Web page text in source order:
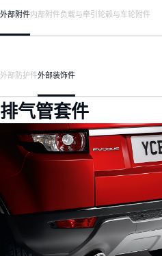
外部附件内部附件负载与牵引轮毂与车轮附件
外部防护件外部装饰件
排气管套件